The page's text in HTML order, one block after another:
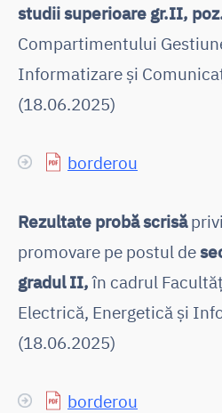
studii superioare gr.II,
Compartimentului
Informatizare și
(18.06.2025)
borderou
Rezultate probă scrisă
promovare pe postul de
gradul II,în cadrul
Electrică, Energetică și
(18.06.2025)
borderou